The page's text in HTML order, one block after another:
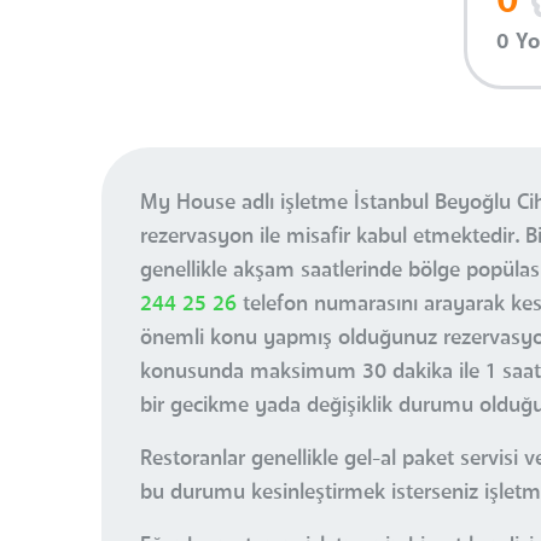
0
My House adlı işletme İstanbul Beyoğlu
rezervasyon ile misafir kabul etmektedir.
genellikle akşam saatlerinde bölge
244 25 26 telefon numarasını arayarak
önemli konu yapmış olduğunuz
konusunda maksimum 30 dakika ile 1
bir gecikme yada değişiklik durumu
Restoranlar genellikle gel-al paket servisi
bu durumu kesinleştirmek isterseniz